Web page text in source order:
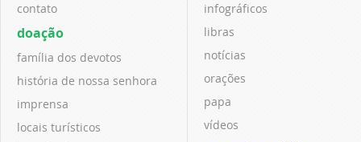
contato
doação
família dos devotos
história de nossa senhora
imprensa
locais turísticos
infográficos
libras
notícias
orações
papa
vídeos